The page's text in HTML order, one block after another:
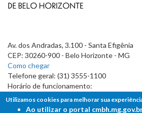
Av. dos Andradas, 3.100 - Santa Efigênia
CEP: 30260-900 - Belo Horizonte - MG
Como chegar
Telefone geral: (31) 3555-1100
Horário de funcionamento:
7h às 19h
Utilizamos cookies para melhorar sua
Ao utilizar o portal